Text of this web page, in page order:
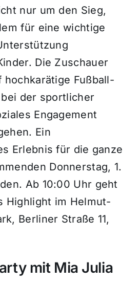
nur um den Sieg,
für eine wichtige
Die Zuschauer
hochkarätige Fußball-
der sportlicher
Engagement
Ein
Erlebnis für die ganze
Donnerstag, 1.
Ab 10:00 Uhr geht
Highlight im Helmut-
Berliner Straße 11,
mit Mia Julia